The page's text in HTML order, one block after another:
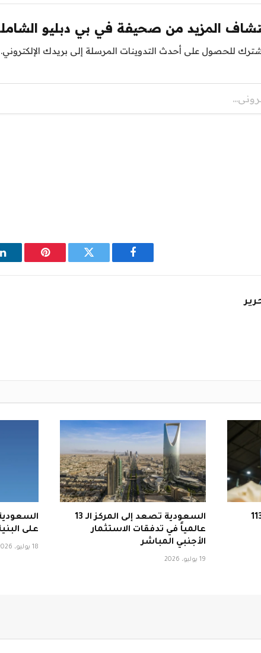
المزيد من صحيفة في بي دبليو
للحصول على أحدث التدوينات المرسلة إلى بريدك الإلكتروني.
فيسبوك تويتر بينتيريست
تحبط 1131
السعودية تصعد إلى المركز الـ 13
عالمياً في تدفقات الاستثمار
الأجنبي المباشر
19 يوليو، 2026
على
18 يوليو، 2026